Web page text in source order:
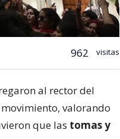
962 visitas
al rector del
valorando
que las tomas y